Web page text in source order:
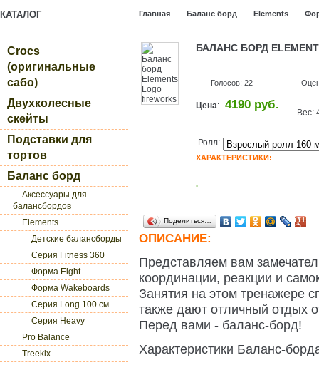
КАТАЛОГ
Crocs
(оригинальные
сабо)
Двухколесные
скейты
Подставки для
тортов
Баланс борд
Аксессуары для
балансбордов
Elements
Детские балансборды
Серия Fitness 360
Форма Eight
Форма Wakeboards
Серия Long 100 см
Серия Heavy
Pro Balance
Treekix
Главная Баланс борд Elements
БАЛАНС БОРД
Голосов: 22
Цена: 4190 руб.
Вес:
Ролл:
ХАРАКТЕРИСТИКИ:
.
Поделиться…
ОПИСАНИЕ:
Представляем вам
координации, реакции и
Занятия на этом тренажере
также дают отличный отдых
Перед вами - баланс-борд!
Характеристики Баланс-